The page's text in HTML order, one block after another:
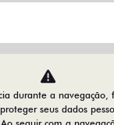
durante a navegação,
seus dados